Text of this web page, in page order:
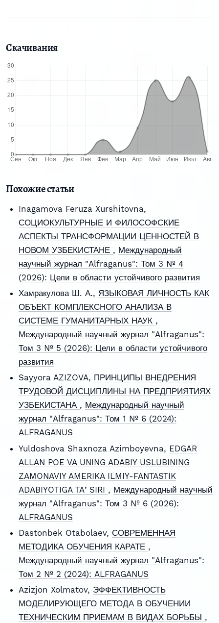
Скачивания
Похожие статьи
Inagamova Feruza Xurshitovna,
СОЦИОКУЛЬТУРНЫЕ И ФИЛОСОФСКИЕ
АСПЕКТЫ ТРАНСФОРМАЦИИ ЦЕННОСТЕЙ В
НОВОМ УЗБЕКИСТАНЕ , Международный
научный журнал "Alfraganus": Том 3 № 4
(2026): Цели в области устойчивого развития
Хамракулова Ш. А., ЯЗЫКОВАЯ ЛИЧНОСТЬ КАК
ОБЪЕКТ КОМПЛЕКСНОГО АНАЛИЗА В
СИСТЕМЕ ГУМАНИТАРНЫХ НАУК ,
Международный научный журнал "Alfraganus":
Том 3 № 5 (2026): Цели в области устойчивого
развития
Sayyora AZIZOVA, ПРИНЦИПЫ ВНЕДРЕНИЯ
ТРУДОВОЙ ДИСЦИПЛИНЫ НА ПРЕДПРИЯТИЯХ
УЗБЕКИСТАНА , Международный научный
журнал "Alfraganus": Том 1 № 6 (2024):
ALFRAGANUS
Yuldoshova Shaxnoza Azimboyevna, EDGAR
ALLAN POE VA UNING ADABIY USLUBINING
ZAMONAVIY AMERIKA ILMIY-FANTASTIK
ADABIYOTIGA TAʼSIRI , Международный научный
журнал "Alfraganus": Том 3 № 6 (2026):
ALFRAGANUS
Dastonbek Otabolaev, СОВРЕМЕННАЯ
МЕТОДИКА ОБУЧЕНИЯ КАРАТЕ ,
Международный научный журнал "Alfraganus":
Том 2 № 2 (2024): ALFRAGANUS
Azizjon Xolmatov, ЭФФЕКТИВНОСТЬ
МОДЕЛИРУЮЩЕГО МЕТОДА В ОБУЧЕНИИ
ТЕХНИЧЕСКИМ ПРИЕМАМ В ВИДАХ БОРЬБЫ ,